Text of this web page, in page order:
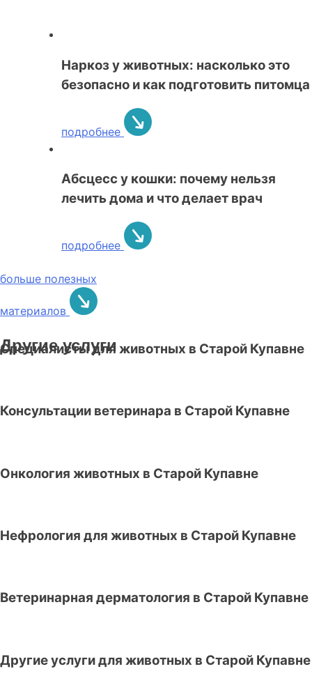
Наркоз у животных: насколько это
безопасно и как подготовить питомца
подробнее
Абсцесс у кошки: почему нельзя
лечить дома и что делает врач
подробнее
больше полезных
материалов
Другие услуги
Специалисты для животных в Старой Купавне
Консультации ветеринара в Старой Купавне
Онкология животных в Старой Купавне
Нефрология для животных в Старой Купавне
Ветеринарная дерматология в Старой Купавне
Другие услуги для животных в Старой Купавне